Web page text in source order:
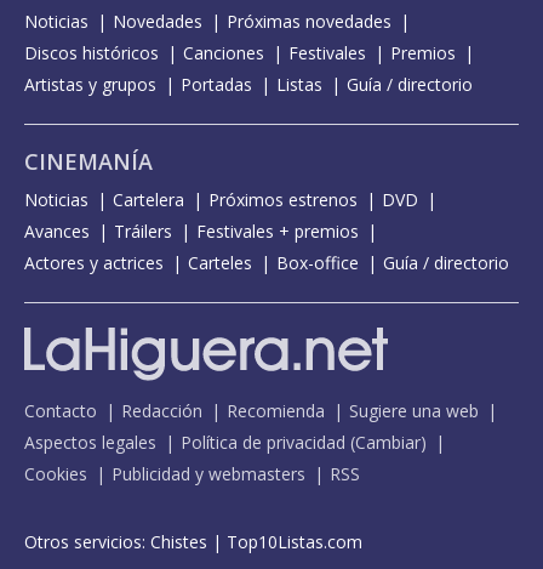
Noticias Novedades
Próximas novedades
Discos históricos
Canciones Festivales
Premios
Artistas y grupos
Portadas Listas Guía / directorio
CINEMANÍA
Noticias Cartelera Próximos estrenos
DVD
Avances
Tráilers
Festivales + premios
Actores y actrices
Carteles Box-office Guía / directorio
Contacto Redacción Recomienda
Sugiere una web
Aspectos legales
Política de privacidad (Cambiar)
Cookies
Publicidad y webmasters RSS
Otros servicios: Chistes | Top10Listas.com